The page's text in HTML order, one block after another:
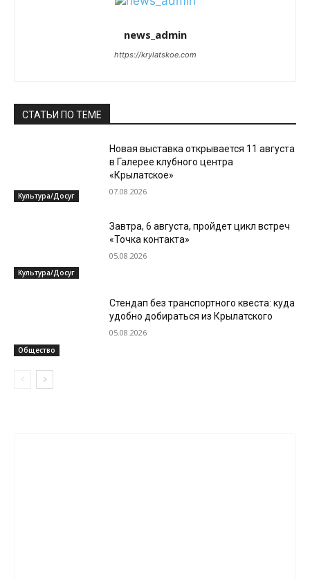
news_admin
https://krylatskoe.com
СТАТЬИ ПО ТЕМЕ
Культура/Досуг
Новая выставка открывается 11 августа
в Галерее клубного центра
«Крылатское»
07.08.2026
Культура/Досуг
Завтра, 6 августа, пройдет цикл встреч
«Точка контакта»
05.08.2026
Общество
Стендап без транспортного квеста: куда
удобно добираться из Крылатского
05.08.2026